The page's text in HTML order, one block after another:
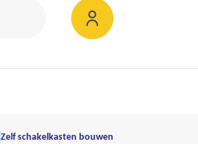
Zelf schakelkasten bouwen